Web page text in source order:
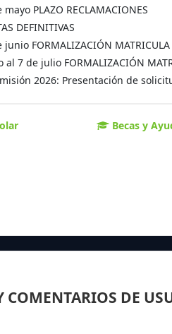
PLAZO RECLAMACIONES
DEFINITIVAS
FORMALIZACIÓN
7 de julio FORMALIZACIÓN
2026: Presentación de
Becas y
COMENTARIOS DE